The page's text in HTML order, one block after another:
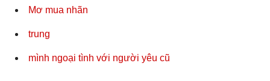
Mơ mua nhãn
trung
mình ngoại tình với người yêu cũ